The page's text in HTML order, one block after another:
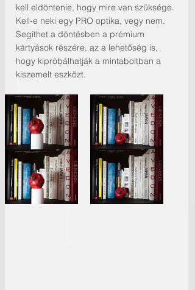
kell eldöntenie, hogy mire van szüksége.
Kell-e neki egy PRO optika, vegy nem.
Segíthet a döntésben a prémium
kártyások részére, az a lehetőség is,
hogy kipróbálhatják a mintaboltban a
kiszemelt eszközt.